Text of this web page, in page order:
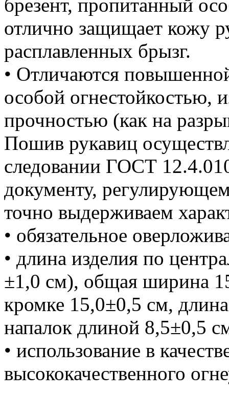
брезент, пропитанный
отлично защищает кожу
расплавленных брызг.
• Отличаются
особой огнестойкостью,
прочностью (как на
Пошив рукавиц
следовании ГОСТ
документу,
точно выдерживаем
• обязательное
• длина изделия по
±1,0 см), общая ширина
кромке 15,0±0,5 см,
напалок длиной 8,5±0,5
• использование в
высококачественного